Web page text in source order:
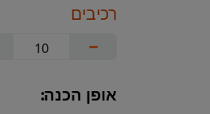
רכיבים
−
אופן הכנה: